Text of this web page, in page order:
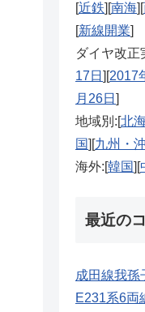
近鉄 南海
新線開業
ダイヤ改正
17日
2017
月26日
地域別:[ 北
国
九州・
海外:[ 韓国
最近の
成田線我
E231系6両